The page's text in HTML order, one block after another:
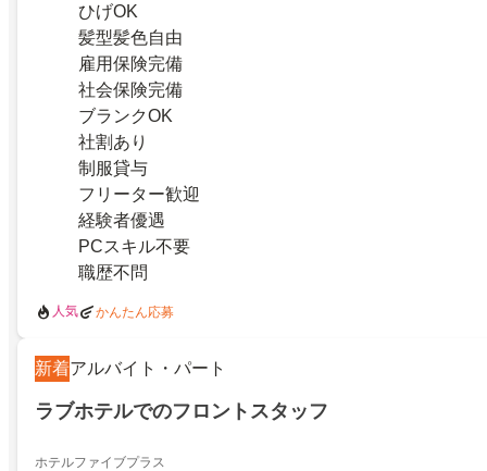
ひげOK
髪型髪色自由
雇用保険完備
社会保険完備
ブランクOK
社割あり
制服貸与
フリーター歓迎
経験者優遇
PCスキル不要
職歴不問
人気 かんたん応募
新着アルバイト・パート
ラブホテルでのフロントスタッフ
ホテルファイブプラス